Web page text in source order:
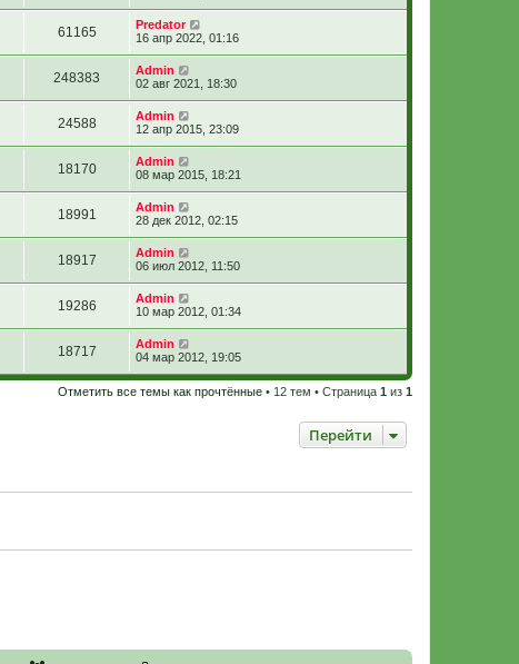
61165
Predator
16 апр 2022, 01:16
248383
Admin
02 авг 2021, 18:30
24588
Admin
12 апр 2015, 23:09
18170
Admin
08 мар 2015, 18:21
18991
Admin
28 дек 2012, 02:15
18917
Admin
06 июл 2012, 11:50
19286
Admin
10 мар 2012, 01:34
18717
Admin
04 мар 2012, 19:05
Отметить все темы как прочтённые • 12 тем • Страница 1 из 1
Перейти